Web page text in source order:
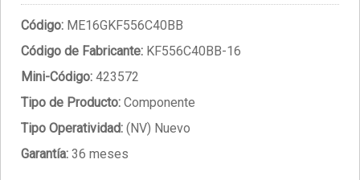
Código: ME16GKF556C40BB
Código de Fabricante: KF556C40BB-16
Mini-Código: 423572
Tipo de Producto: Componente
Tipo Operatividad: (NV) Nuevo
Garantía: 36 meses